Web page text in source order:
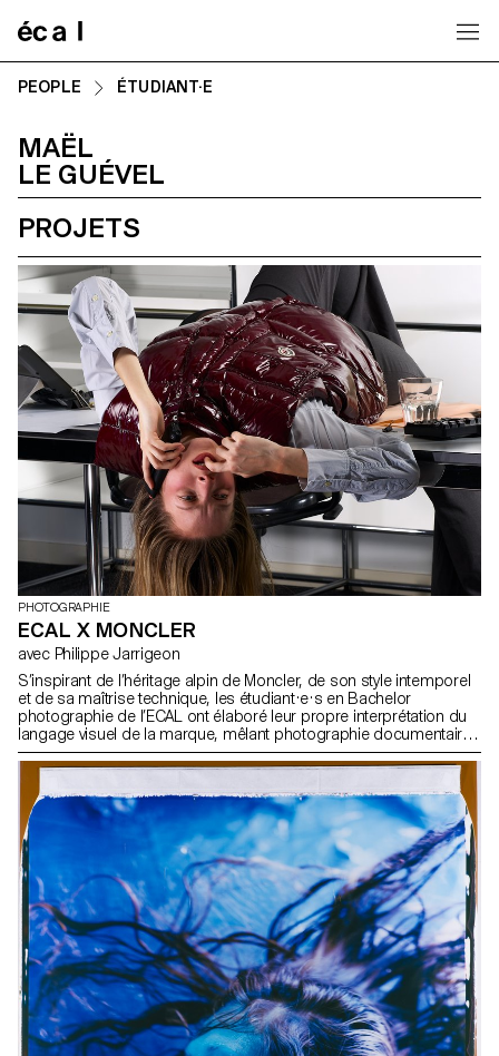
PEOPLE ÉTUDIANT·E
MAËL
LE GUÉVEL
PROJETS
PHOTOGRAPHIE
ECAL X MONCLER
avec Philippe Jarrigeon
S’inspirant de l’héritage alpin de Moncler, de son style intemporel
et de sa maîtrise technique, les étudiant·e·s en Bachelor
photographie de l’ECAL ont élaboré leur propre interprétation du
langage visuel de la marque, mêlant photographie documentaire
et mises en scène, réalité et fiction, sous la direction artistique du
photographe français Philippe Jarrigeon. Dans le cadre de Paris
Photo 2025, le travail des étudiants a été présenté dans la
boutique Moncler des Champs-Élysées